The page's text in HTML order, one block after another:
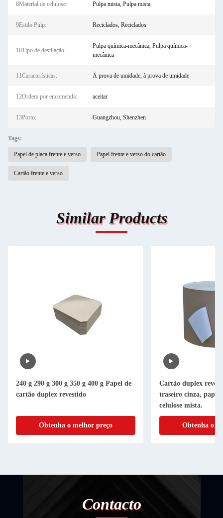
8Material de celulose: Pulpa mista, Pulpa mista
9Estilo Pulp: Reciclados, Reciclados
10Tipo de destilação:
Pulpa química-mecânica, Pulpa química-
mecânica
11Características: À prova de umidade, à prova de umidade
12Ordem por encomenda: aceitar
13Porto: Guangzhou, Shenzhen
Tags:
Papel de placa frente e verso Papel frente e verso do cartão
Cartão frente e verso
Similar Products
240 g 290 g 300 g 350 g 400 g Papel de
cartão duplex revestido
Obtenha o melhor preço
Cartão duplex
traseiro cinza,
celulose mista.
Obtenha o
Contacto